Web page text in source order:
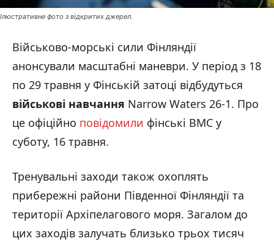
Ілюстративне фото з відкритих джерел.
Військово-морські сили Фінляндії
анонсували масштабні маневри. У період з 18
по 29 травня у Фінській затоці відбудуться
військові навчання Narrow Waters 26-1. Про
це офіційно повідомили фінські ВМС у
суботу, 16 травня.
Тренувальні заходи також охоплять
прибережні райони Південної Фінляндії та
території Архіпелагового моря. Загалом до
цих заходів залучать близько трьох тисяч